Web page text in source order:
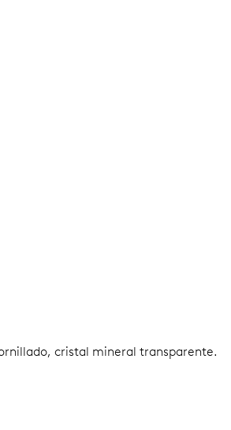
cristal mineral transparente.